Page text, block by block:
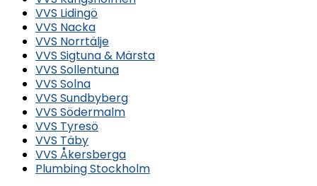
VVS Lidingö
VVS Nacka
VVS Norrtälje
VVS Sigtuna & Märsta
VVS Sollentuna
VVS Solna
VVS Sundbyberg
VVS Södermalm
VVS Tyresö
VVS Täby
VVS Åkersberga
Plumbing Stockholm